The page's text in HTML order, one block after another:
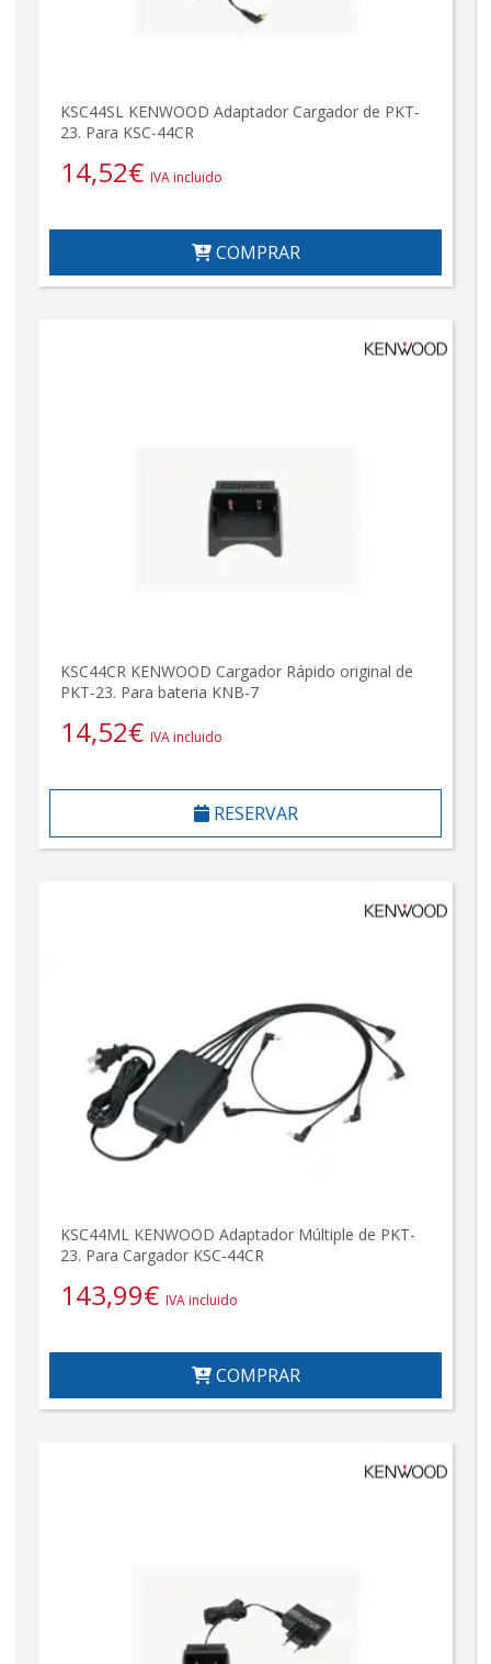
KSC44SL KENWOOD Adaptador Cargador de PKT-
23. Para KSC-44CR
14,52€ IVA incluido
COMPRAR
KSC44CR KENWOOD Cargador Rápido original de
PKT-23. Para bateria KNB-7
14,52€ IVA incluido
RESERVAR
KSC44ML KENWOOD Adaptador Múltiple de PKT-
23. Para Cargador KSC-44CR
143,99€ IVA incluido
COMPRAR